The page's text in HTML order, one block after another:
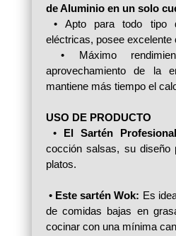
de Aluminio en un solo
• Apto para todo tipo
eléctricas, posee excelente
• Máximo
aprovechamiento de la
mantiene más tiempo el
USO DE PRODUCTO
•
El Sartén
cocción salsas, su diseño
platos.
• Este sartén Wok: Es
de comidas bajas en
cocinar con una mínima